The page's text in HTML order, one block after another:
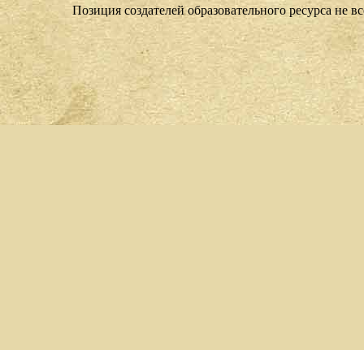
Позиция создателей образовательного ресурса не